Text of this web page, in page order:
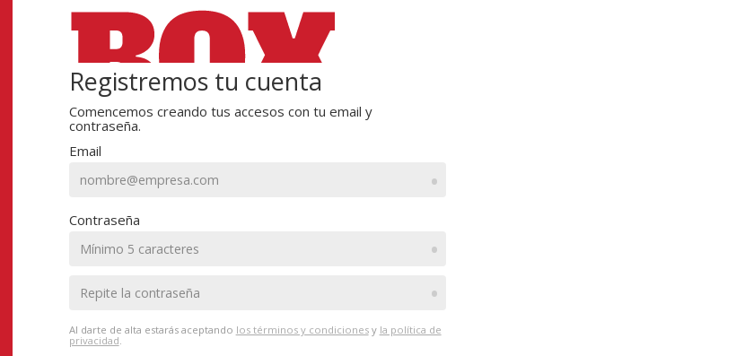
Registremos tu cuenta
Comencemos creando tus accesos con tu email y
contraseña.
Email
•
Contraseña
•
•
Al darte de alta estarás aceptando los términos y condicionesy la política de
privacidad.